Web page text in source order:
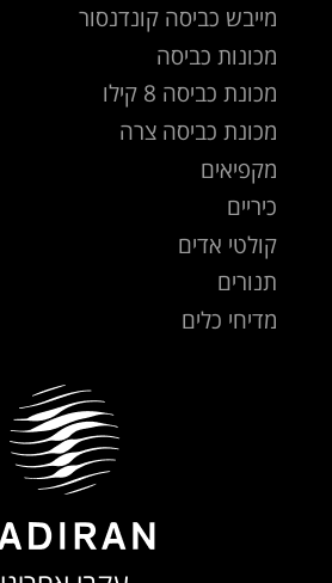
מייבש כביסה קונדנסור
מכונות כביסה
מכונת כביסה 8 קילו
מכונת כביסה צרה
מקפיאים
כיריים
קולטי אדים
תנורים
מדיחי כלים